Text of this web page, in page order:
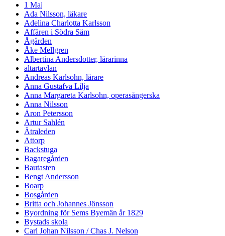
1 Maj
Ada Nilsson, läkare
Adelina Charlotta Karlsson
Affären i Södra Säm
Ågården
Åke Mellgren
Albertina Andersdotter, lärarinna
altartavlan
Andreas Karlsohn, lärare
Anna Gustafva Lilja
Anna Margareta Karlsohn, operasångerska
Anna Nilsson
Aron Petersson
Artur Sahlén
Ätraleden
Attorp
Backstuga
Bagaregården
Bautasten
Bengt Andersson
Boarp
Bosgården
Britta och Johannes Jönsson
Byordning för Sems Byemän år 1829
Bystads skola
Carl Johan Nilsson / Chas J. Nelson